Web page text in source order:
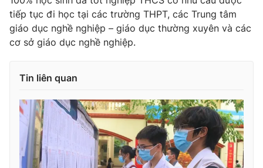
Ðiện thoại Thời báo VTV: 024.66 897 897
Email:
toasoan@vtv.vn
Liên hệ quảng cáo:024-7300.7108
tiếp tục đi học tại các trường THPT, các Trung tâm
giáo dục nghề nghiệp – giáo dục thường xuyên và các
cơ sở giáo dục nghề nghiệp.
Tin liên quan